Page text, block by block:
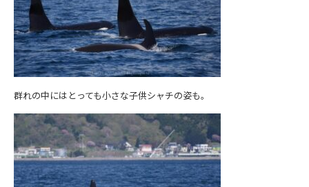
群れの中にはとっても小さな子供シャチの姿も。